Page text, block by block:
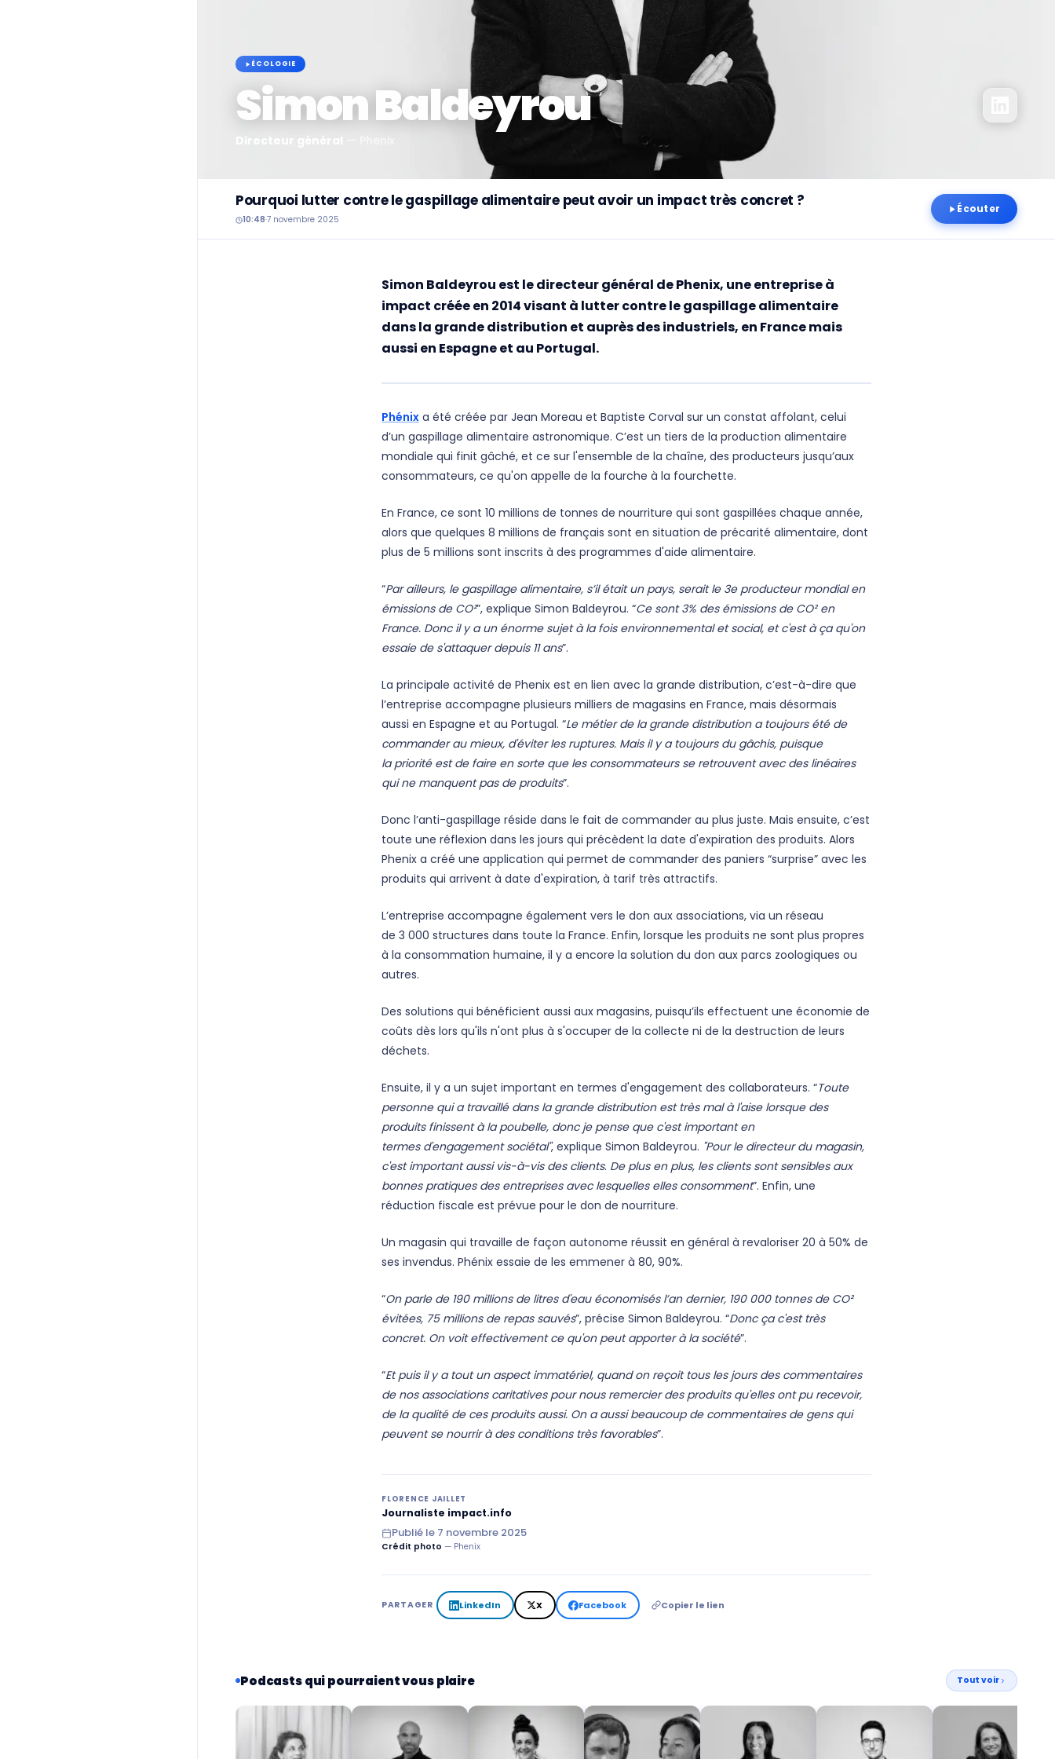
ÉCOLOGIE
Simon Baldeyrou
Directeur général
Pourquoi lutter contre le gaspillage alimentaire peut avoir un impact très concret ?
10:48·7 novembre 2025
Écouter
Simon Baldeyrou est le directeur général de Phenix, une entreprise à
impact créée en 2014 visant à lutter contre le gaspillage alimentaire
dans la grande distribution et auprès des industriels, en France mais
aussi en Espagne et au Portugal.
Phénix a été créée par Jean Moreau et Baptiste Corval sur un constat affolant, celui
d’un gaspillage alimentaire astronomique. C’est un tiers de la production alimentaire
mondiale qui finit gâché, et ce sur l'ensemble de la chaîne, des producteurs jusqu’aux
consommateurs, ce qu'on appelle de la fourche à la fourchette.
En France, ce sont 10 millions de tonnes de nourriture qui sont gaspillées chaque année,
alors que quelques 8 millions de français sont en situation de précarité alimentaire, dont
plus de 5 millions sont inscrits à des programmes d'aide alimentaire.
“Par ailleurs, le gaspillage alimentaire, s’il était un pays, serait le 3e producteur mondial en
émissions de CO²”, explique Simon Baldeyrou. “Ce sont 3% des émissions de CO² en
France. Donc il y a un énorme sujet à la fois environnemental et social, et c'est à ça qu'on
essaie de s'attaquer depuis 11 ans”.
La principale activité de Phenix est en lien avec la grande distribution, c’est-à-dire que
l’entreprise accompagne plusieurs milliers de magasins en France, mais désormais
aussi en Espagne et au Portugal. “Le métier de la grande distribution a toujours été de
commander au mieux, d'éviter les ruptures. Mais il y a toujours du gâchis, puisque
la priorité est de faire en sorte que les consommateurs se retrouvent avec des linéaires
qui ne manquent pas de produits”.
Donc l’anti-gaspillage réside dans le fait de commander au plus juste. Mais ensuite, c’est
toute une réflexion dans les jours qui précèdent la date d'expiration des produits. Alors
Phenix a créé une application qui permet de commander des paniers “surprise” avec les
produits qui arrivent à date d'expiration, à tarif très attractifs.
L’entreprise accompagne également vers le don aux associations, via un réseau
de 3 000 structures dans toute la France. Enfin, lorsque les produits ne sont plus propres
à la consommation humaine, il y a encore la solution du don aux parcs zoologiques ou
autres.
Des solutions qui bénéficient aussi aux magasins, puisqu’ils effectuent une économie de
coûts dès lors qu'ils n'ont plus à s'occuper de la collecte ni de la destruction de leurs
déchets.
Ensuite, il y a un sujet important en termes d'engagement des collaborateurs. “Toute
personne qui a travaillé dans la grande distribution est très mal à l'aise lorsque des
produits finissent à la poubelle, donc je pense que c'est important en
termes d'engagement sociétal", explique Simon Baldeyrou. "Pour le directeur du magasin,
c'est important aussi vis-à-vis des clients. De plus en plus, les clients sont sensibles aux
bonnes pratiques des entreprises avec lesquelles elles consomment”. Enfin, une
réduction fiscale est prévue pour le don de nourriture.
Un magasin qui travaille de façon autonome réussit en général à revaloriser 20 à 50% de
ses invendus. Phénix essaie de les emmener à 80, 90%.
“On parle de 190 millions de litres d'eau économisés l’an dernier, 190 000 tonnes de CO²
évitées, 75 millions de repas sauvés”, précise Simon Baldeyrou. “Donc ça c'est très
concret. On voit effectivement ce qu'on peut apporter à la société”.
“Et puis il y a tout un aspect immatériel, quand on reçoit tous les jours des commentaires
de nos associations caritatives pour nous remercier des produits qu'elles ont pu recevoir,
de la qualité de ces produits aussi. On a aussi beaucoup de commentaires de gens qui
peuvent se nourrir à des conditions très favorables”.
FLORENCE JAILLET
Journaliste impact.info
Publié le 7 novembre 2025
Crédit photo — Phenix
PARTAGER LinkedIn X Facebook Copier le lien
Podcasts qui pourraient vous plaire Tout voir